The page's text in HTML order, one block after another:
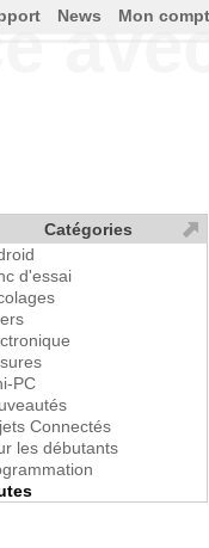
News Mon
Catégories
d'essai
PC
Connectés
les débutants